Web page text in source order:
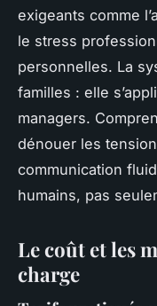
exigeants comme
le stress
personnelles. La
familles : elle
managers.
dénouer les
communication
humains, pas
Le coût et les
charge